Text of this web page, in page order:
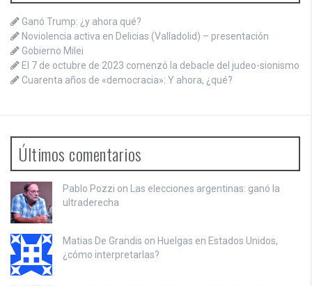
Ganó Trump: ¿y ahora qué?
Noviolencia activa en Delicias (Valladolid) – presentación
Gobierno Milei
El 7 de octubre de 2023 comenzó la debacle del judeo-sionismo
Cuarenta años de «democracia»: Y ahora, ¿qué?
Últimos comentarios
Pablo Pozzi on Las elecciones argentinas: ganó la
ultraderecha
Matias De Grandis on Huelgas en Estados Unidos,
¿cómo interpretarlas?